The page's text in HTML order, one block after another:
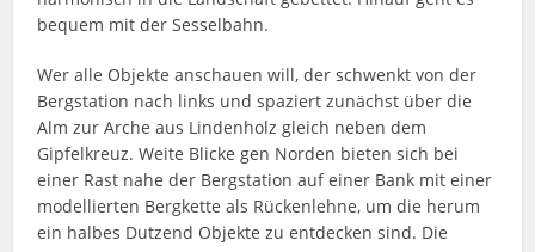
bequem mit der Sesselbahn.
Wer alle Objekte anschauen will, der schwenkt von der
Bergstation nach links und spaziert zunächst über die
Alm zur Arche aus Lindenholz gleich neben dem
Gipfelkreuz. Weite Blicke gen Norden bieten sich bei
einer Rast nahe der Bergstation auf einer Bank mit einer
modellierten Bergkette als Rückenlehne, um die herum
ein halbes Dutzend Objekte zu entdecken sind. Die